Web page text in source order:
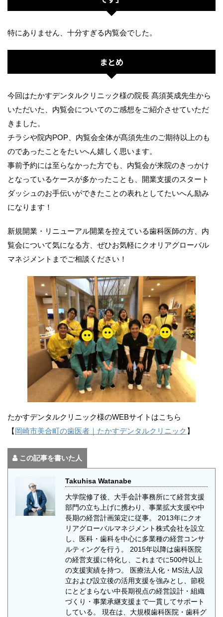
特にありません、十分すぎる内覧会でした。
まとめ
今回はたかすデンタルクリニック様の院長 髙須英成先生から
いただいた、内覧会についてのご感想をご紹介させていただ
きました。
チラシや院内POP、内覧会全体が髙須先生のご期待以上のも
のであったことをたいへん嬉しく思います。
事前予約には至らなかった方でも、内覧会が来院のきっかけ
となっているケースが多かったことも、開業支援のスタート
ダッシュのお手伝いができたことの表れとしてたいへん励み
になります！
新規開業・リニューアル開業を控えている歯科医師の方、内
覧会について気になる方、ぜひお気軽にクオリアグローバル
マネジメントまでご相談ください！
たかすデンタルクリニック様のWEBサイトはこちら
【岡崎市美合町の歯医者｜たかすデンタルクリニック 】
この記事を書いた人
Takuhisa Watanabe
大学院修了後、大手会計事務所にて経営支援
部門の立ち上げに携わり、事業拡大支援や中
長期の経営計画策定に従事。 2013年にクオ
リアグローバルマネジメント株式会社を設立
し、医科・歯科を中心に多業種の経営コンサ
ルティングを行う。 2015年以降は歯科医院
の経営支援に特化し、これまでに500件以上
の支援実績を持つ。 医療法人化・MS法人設
立および設立後の活用支援を強みとし、節税
にとどまらない中長期視点の経営設計・組織
づくり・事業承継支援まで一貫してサポート
している。 現在は、大規模歯科医院・歯科グ